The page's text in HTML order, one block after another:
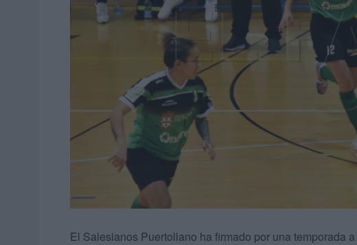
El Salesianos Puertollano ha firmado por una temporada